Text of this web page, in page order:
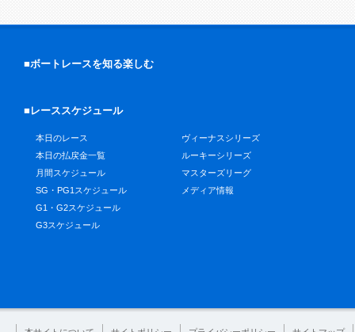
■ボートレースを知る楽しむ
■レーススケジュール
本日のレース
本日の払戻金一覧
月間スケジュール
SG・PG1スケジュール
G1・G2スケジュール
G3スケジュール
ヴィーナスシリーズ
ルーキーシリーズ
マスターズリーグ
メディア情報